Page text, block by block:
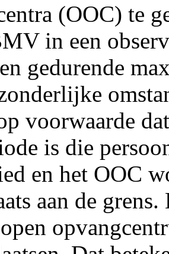
(OOC) te
in een
gedurende
voorwaarde
is die
en het OOC
aan de